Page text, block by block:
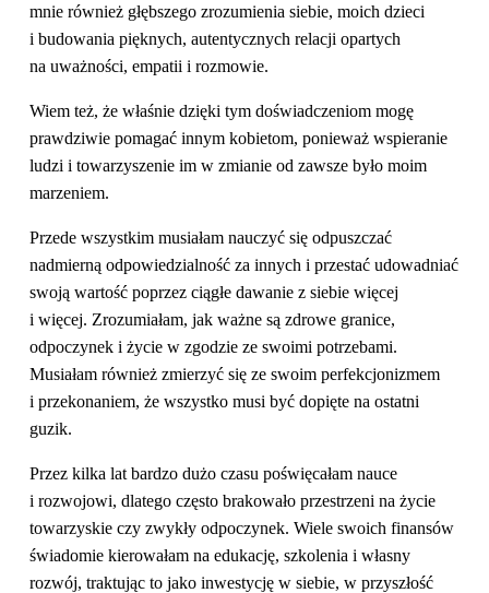
mnie również głębszego zrozumienia siebie, moich dzieci
i budowania pięknych, autentycznych relacji opartych
na uważności, empatii i rozmowie.
Wiem też, że właśnie dzięki tym doświadczeniom mogę
prawdziwie pomagać innym kobietom, ponieważ wspieranie
ludzi i towarzyszenie im w zmianie od zawsze było moim
marzeniem.
Przede wszystkim musiałam nauczyć się odpuszczać
nadmierną odpowiedzialność za innych i przestać udowadniać
swoją wartość poprzez ciągłe dawanie z siebie więcej
i więcej. Zrozumiałam, jak ważne są zdrowe granice,
odpoczynek i życie w zgodzie ze swoimi potrzebami.
Musiałam również zmierzyć się ze swoim perfekcjonizmem
i przekonaniem, że wszystko musi być dopięte na ostatni
guzik.
Przez kilka lat bardzo dużo czasu poświęcałam nauce
i rozwojowi, dlatego często brakowało przestrzeni na życie
towarzyskie czy zwykły odpoczynek. Wiele swoich finansów
świadomie kierowałam na edukację, szkolenia i własny
rozwój, traktując to jako inwestycję w siebie, w przyszłość